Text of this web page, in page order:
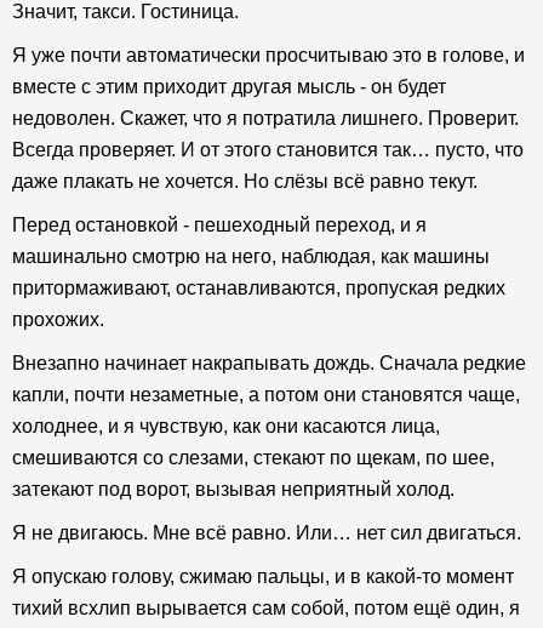
Значит, такси. Гостиница.
Я уже почти автоматически просчитываю это в голове, и
вместе с этим приходит другая мысль - он будет
недоволен. Скажет, что я потратила лишнего. Проверит.
Всегда проверяет. И от этого становится так… пусто, что
даже плакать не хочется. Но слёзы всё равно текут.
Перед остановкой - пешеходный переход, и я
машинально смотрю на него, наблюдая, как машины
притормаживают, останавливаются, пропуская редких
прохожих.
Внезапно начинает накрапывать дождь. Сначала редкие
капли, почти незаметные, а потом они становятся чаще,
холоднее, и я чувствую, как они касаются лица,
смешиваются со слезами, стекают по щекам, по шее,
затекают под ворот, вызывая неприятный холод.
Я не двигаюсь. Мне всё равно. Или… нет сил двигаться.
Я опускаю голову, сжимаю пальцы, и в какой-то момент
тихий всхлип вырывается сам собой, потом ещё один, я